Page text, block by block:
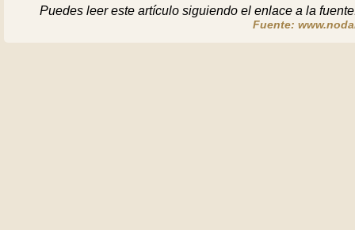
Puedes leer este artículo siguiendo el enlace a la
Fuente: